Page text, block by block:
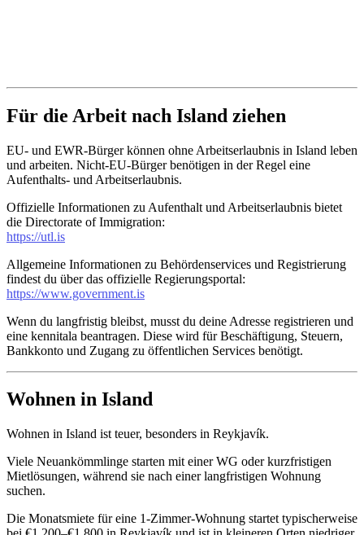
Für die Arbeit nach Island ziehen
EU- und EWR-Bürger können ohne Arbeitserlaubnis in Island leben
und arbeiten. Nicht-EU-Bürger benötigen in der Regel eine
Aufenthalts- und Arbeitserlaubnis.
Offizielle Informationen zu Aufenthalt und Arbeitserlaubnis bietet
die Directorate of Immigration:
https://utl.is
Allgemeine Informationen zu Behördenservices und Registrierung
findest du über das offizielle Regierungsportal:
https://www.government.is
Wenn du langfristig bleibst, musst du deine Adresse registrieren und
eine kennitala beantragen. Diese wird für Beschäftigung, Steuern,
Bankkonto und Zugang zu öffentlichen Services benötigt.
Wohnen in Island
Wohnen in Island ist teuer, besonders in Reykjavík.
Viele Neuankömmlinge starten mit einer WG oder kurzfristigen
Mietlösungen, während sie nach einer langfristigen Wohnung
suchen.
Die Monatsmiete für eine 1-Zimmer-Wohnung startet typischerweise